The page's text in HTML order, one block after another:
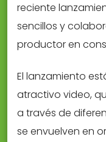
reciente
sencillos y
productor en
El lanzamiento
atractivo video,
a través de
se envuelven en